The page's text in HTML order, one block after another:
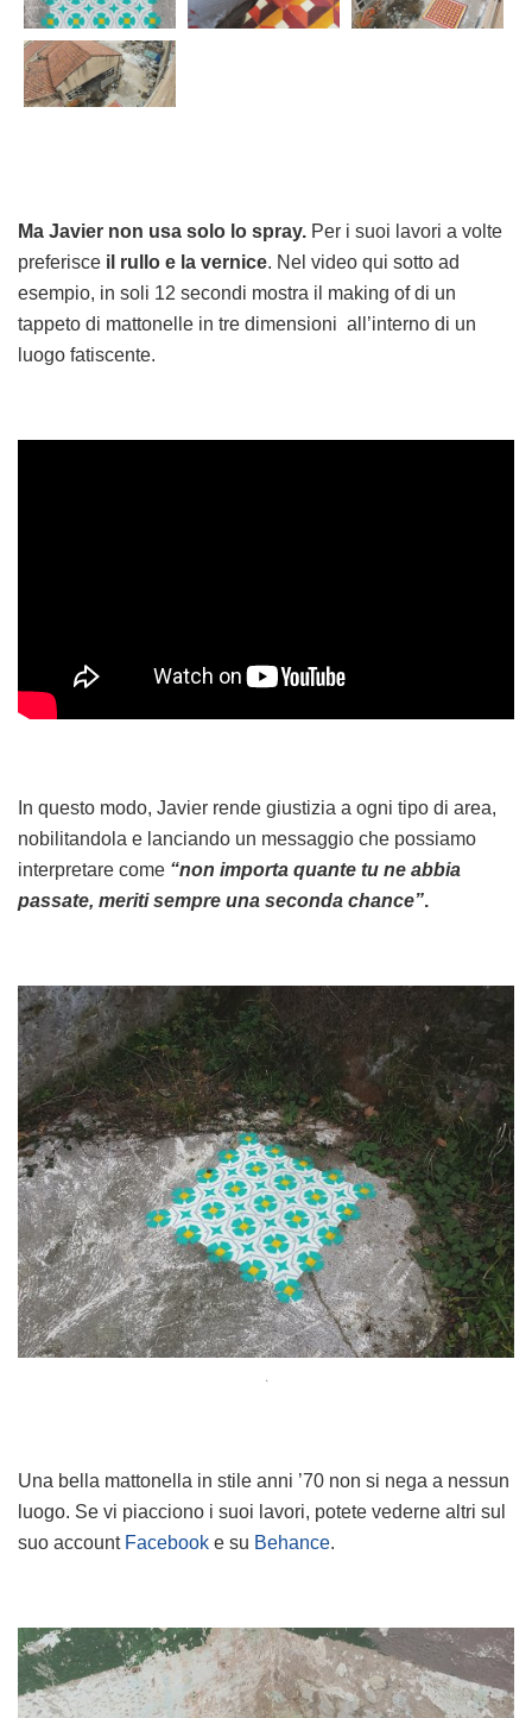
Ma Javier non usa solo lo spray. Per i suoi lavori a volte
preferisce il rullo e la vernice. Nel video qui sotto ad
esempio, in soli 12 secondi mostra il making of di un
tappeto di mattonelle in tre dimensioni all’interno di un
luogo fatiscente.
In questo modo, Javier rende giustizia a ogni tipo di area,
nobilitandola e lanciando un messaggio che possiamo
interpretare come “non importa quante tu ne abbia
passate, meriti sempre una seconda chance”.
.
Una bella mattonella in stile anni ’70 non si nega a nessun
luogo. Se vi piacciono i suoi lavori, potete vederne altri sul
suo account Facebook e su Behance.